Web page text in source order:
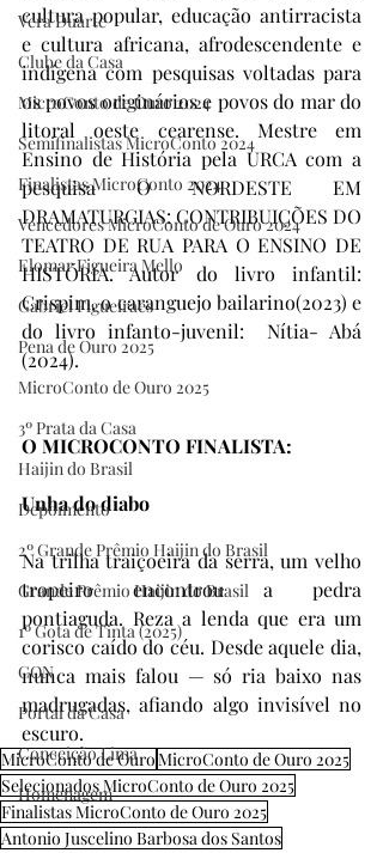
Vera Duarte
Clube da Casa
MicroConto de Ouro 2024
Semifinalistas MicroConto 2024
Finalistas MicroConto 2024
Vencedores MicroConto de Ouro 2024
Elomar Figueira Mello
Gabriel Figueiraes
Pena de Ouro 2025
MicroConto de Ouro 2025
3º Prata da Casa
Haijin do Brasil
Depoimento
2º Grande Prêmio Haijin do Brasil
Grande Prêmio Haijin do Brasil
1º Gota de Tinta (2025)
CON
Portal da Casa
Conceição Lima
Homenagem
cultura popular, educação antirracista
e cultura africana, afrodescendente e
indígena com pesquisas voltadas para
os povos originários e povos do mar do
litoral oeste cearense. Mestre em
Ensino de História pela URCA com a
pesquisa O NORDESTE EM
DRAMATURGIAS: CONTRIBUIÇÕES DO
TEATRO DE RUA PARA O ENSINO DE
HISTÓRIA. Autor do livro infantil:
Crispim, o caranguejo bailarino(2023) e
do livro infanto-juvenil:  Nítia- Abá
(2024).
O MICROCONTO FINALISTA:
Unha do diabo
Na trilha traiçoeira da serra, um velho
tropeiro encontrou a pedra
pontiaguda. Reza a lenda que era um
corisco caído do céu. Desde aquele dia,
nunca mais falou — só ria baixo nas
madrugadas, afiando algo invisível no
escuro.
MicroConto de OuroMicroConto de Ouro 2025
Selecionados MicroConto de Ouro 2025
Finalistas MicroConto de Ouro 2025
Antonio Juscelino Barbosa dos Santos